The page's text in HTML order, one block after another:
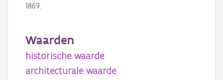
1869.
Waarden
historische waarde
architecturale waarde